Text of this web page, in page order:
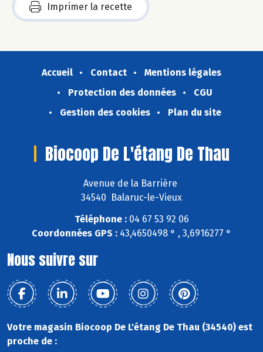
Imprimer la recette
Accueil Contact
Mentions légales
Protection des données
CGU
Gestion des cookies
Plan du site
Biocoop De L'étang De Thau
Avenue de la Barrière
34540 Balaruc-le-Vieux
Téléphone :04 67 53 92 06
Coordonnées GPS : 43,4650498 ° , 3,6916277 °
Nous suivre sur
Votre magasin Biocoop De L'étang De Thau (34540) est
proche de :